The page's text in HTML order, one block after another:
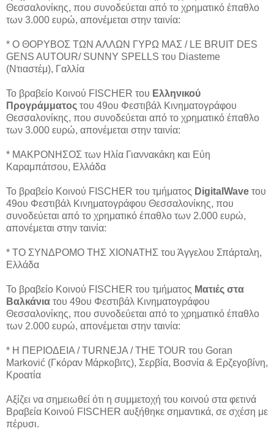
Θεσσαλονίκης, που συνοδεύεται από το χρηματικό έπαθλο
των 3.000 ευρώ, απονέμεται στην ταινία:
* Ο ΘΟΡΥΒΟΣ ΤΩΝ ΑΛΛΩΝ ΓΥΡΩ ΜΑΣ / LE BRUIT DES
GENS AUTOUR/ SUNNY SPELLS του Diasteme
(Ντιαστέμ), Γαλλία
Το βραβείο Κοινού FISCHER του Ελληνικού
Προγράμματος του 49ου Φεστιβάλ Κινηματογράφου
Θεσσαλονίκης, που συνοδεύεται από το χρηματικό έπαθλο
των 3.000 ευρώ, απονέμεται στην ταινία:
* ΜΑΚΡΟΝΗΣΟΣ των Ηλία Γιαννακάκη και Εύη
Καραμπάτσου, Ελλάδα
Το βραβείο Κοινού FISCHER του τμήματος DigitalWave του
49ου Φεστιβάλ Κινηματογράφου Θεσσαλονίκης, που
συνοδεύεται από το χρηματικό έπαθλο των 2.000 ευρώ,
απονέμεται στην ταινία:
* ΤΟ ΣΥΝΔΡΟΜΟ ΤΗΣ ΧΙΟΝΑΤΗΣ του Άγγελου Σπάρταλη,
Ελλάδα
Το βραβείο Κοινού FISCHER του τμήματος Ματιές στα
Βαλκάνια του 49ου Φεστιβάλ Κινηματογράφου
Θεσσαλονίκης, που συνοδεύεται από το χρηματικό έπαθλο
των 2.000 ευρώ, απονέμεται στην ταινία:
* Η ΠΕΡΙΟΔΕΙΑ / TURNEJA / THE TOUR του Goran
Marković (Γκόραν Μάρκοβιτς), Σερβία, Βοσνία & Ερζεγοβίνη,
Κροατία
Αξίζει να σημειωθεί ότι η συμμετοχή του κοινού στα φετινά
Βραβεία Κοινού FISCHER αυξήθηκε σημαντικά, σε σχέση με
πέρυσι.